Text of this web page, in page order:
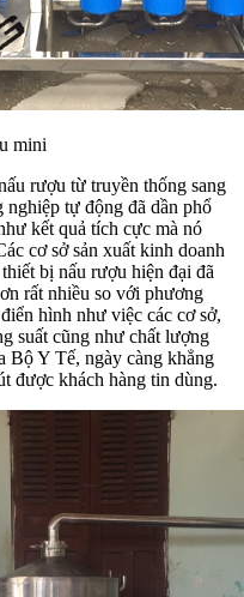
mini
rượu từ truyền thống sang
tự động đã dần phổ
kết quả tích cực mà nó
cơ sở sản xuất kinh doanh
bị nấu rượu hiện đại đã
rất nhiều so với phương
hình như việc các cơ sở,
suất cũng như chất lượng
Bộ Y Tế, ngày càng khẳng
được khách hàng tin dùng.